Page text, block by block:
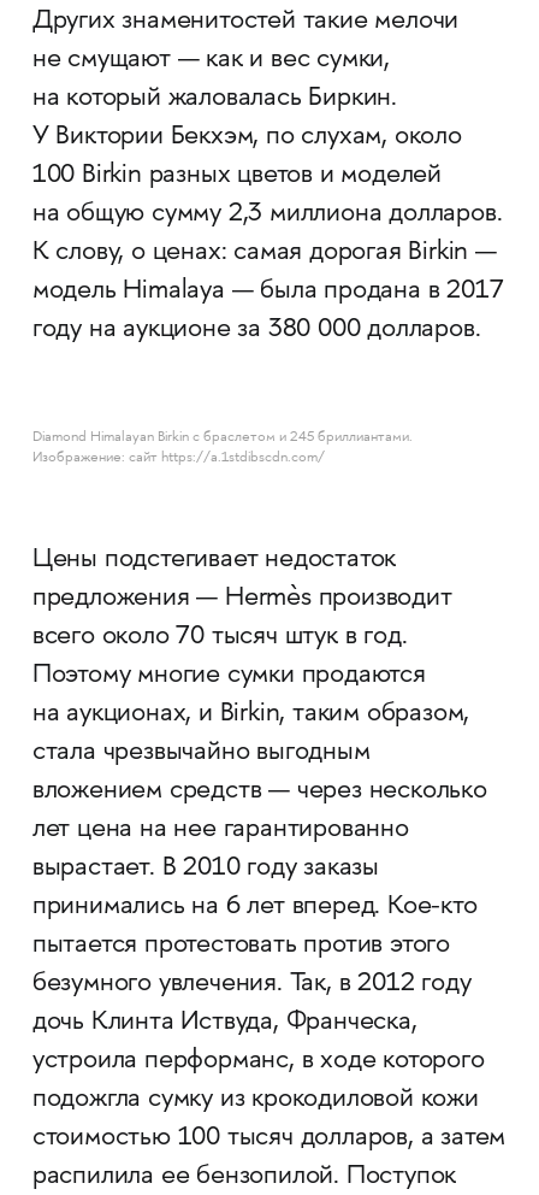
Других знаменитостей такие мелочи
не смущают — как и вес сумки,
на который жаловалась Биркин.
У Виктории Бекхэм, по слухам, около
100 Birkin разных цветов и моделей
на общую сумму 2,3 миллиона долларов.
К слову, о ценах: самая дорогая Birkin —
модель Himalaya — была продана в 2017
году на аукционе за 380 000 долларов.
Diamond Himalayan Birkin c браслетом и 245 бриллиантами.
Изображение: сайт https://a.1stdibscdn.com/
Цены подстегивает недостаток
предложения — Hermès производит
всего около 70 тысяч штук в год.
Поэтому многие сумки продаются
на аукционах, и Birkin, таким образом,
стала чрезвычайно выгодным
вложением средств — через несколько
лет цена на нее гарантированно
вырастает. В 2010 году заказы
принимались на 6 лет вперед. Кое-кто
пытается протестовать против этого
безумного увлечения. Так, в 2012 году
дочь Клинта Иствуда, Франческа,
устроила перформанс, в ходе которого
подожгла сумку из крокодиловой кожи
стоимостью 100 тысяч долларов, а затем
распилила ее бензопилой. Поступок